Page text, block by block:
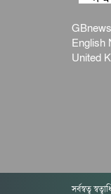
English
United
সর্বস্বত্ব